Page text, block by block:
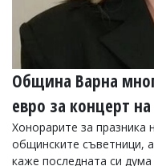
Община Варна
евро за концерт
Хонорарите за празника
общинските съветници,
каже последната си дума